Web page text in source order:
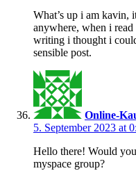
What’s up i am kavin,
anywhere, when i
writing i thought i
sensible post.
Online-
5. September 2023 at
Hello there! Would
myspace group?